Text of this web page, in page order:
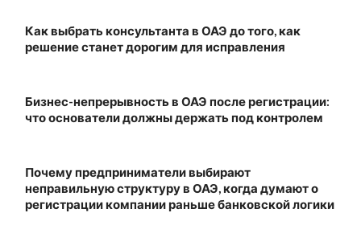
Как выбрать консультанта в ОАЭ до того, как
решение станет дорогим для исправления
Бизнес-непрерывность в ОАЭ после регистрации:
что основатели должны держать под контролем
Почему предприниматели выбирают
неправильную структуру в ОАЭ, когда думают о
регистрации компании раньше банковской логики